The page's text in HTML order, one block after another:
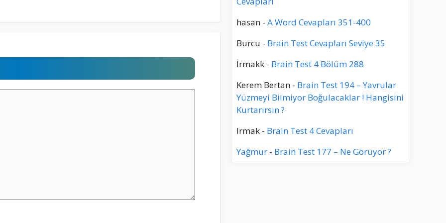
hasan - A Word Cevapları 351-400
Burcu - Brain Test Cevapları Seviye 35
İrmakk - Brain Test 4 Bölüm 288
Kerem Bertan - Brain Test 194 – Yavrular
Yüzmeyi Bilmiyor Boğulacaklar ! Hangisini
Kurtarırsın ?
Irmak - Brain Test 4 Cevapları
Yağmur - Brain Test 177 – Ne Görüyor ?